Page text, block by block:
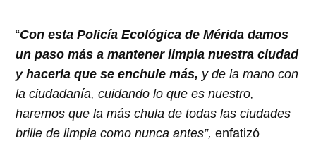
“Con esta Policía Ecológica de Mérida damos
un paso más a mantener limpia nuestra ciudad
y hacerla que se enchule más, y de la mano con
la ciudadanía, cuidando lo que es nuestro,
haremos que la más chula de todas las ciudades
brille de limpia como nunca antes”, enfatizó